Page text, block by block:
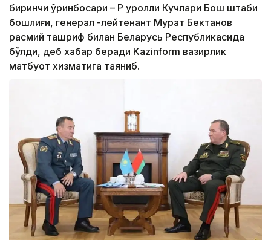
биринчи ўринбосари – ҚР Қуролли Кучлари Бош штаби
бошлиғи, генерал -лейтенант Мурат Бектанов
расмий ташриф билан Беларусь Республикасида
бўлди, деб хабар беради Kazinform вазирлик
матбуот хизматига таяниб.